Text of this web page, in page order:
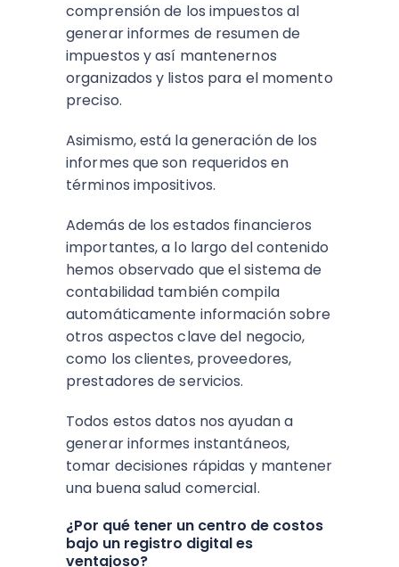
comprensión de los impuestos al
generar informes de resumen de
impuestos y así mantenernos
organizados y listos para el momento
preciso.
Asimismo, está la generación de los
informes que son requeridos en
términos impositivos.
Además de los estados financieros
importantes, a lo largo del contenido
hemos observado que el sistema de
contabilidad también compila
automáticamente información sobre
otros aspectos clave del negocio,
como los clientes, proveedores,
prestadores de servicios.
Todos estos datos nos ayudan a
generar informes instantáneos,
tomar decisiones rápidas y mantener
una buena salud comercial.
¿Por qué tener un centro de costos
bajo un registro digital es
ventajoso?